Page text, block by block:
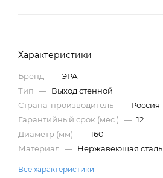
Характеристики
Бренд — ЭРА
Тип — Выход стенной
Страна-производитель — Россия
Гарантийный срок (мес.) — 12
Диаметр (мм) — 160
Материал — Нержавеющая сталь
Все характеристики